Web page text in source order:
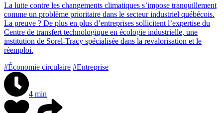
La lutte contre les changements climatiques s’impose tranquillement
comme un problème prioritaire dans le secteur industriel québécois.
La preuve ? De plus en plus d’entreprises sollicitent l’expertise du
Centre de transfert technologique en écologie industrielle, une
institution de Sorel-Tracy spécialisée dans la revalorisation et le
réemploi.
#Économie circulaire #Entreprise
4 min